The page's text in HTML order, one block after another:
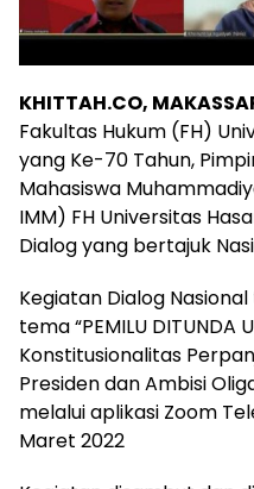
KHITTAH.CO,
Fakultas Hukum (FH)
yang Ke-70 Tahun,
Mahasiswa
IMM) FH Universitas
Dialog yang bertajuk
Kegiatan Dialog
tema “PEMILU DITUNDA
Konstitusionalitas
Presiden dan Ambisi
melalui aplikasi Zoom
Maret 2022